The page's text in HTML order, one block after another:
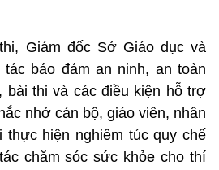
Giám đốc Sở Giáo dục và
bảo đảm an ninh, an toàn
bài thi và các điều kiện hỗ trợ
nhở cán bộ, giáo viên, nhân
thực hiện nghiêm túc quy chế
chăm sóc sức khỏe cho thí